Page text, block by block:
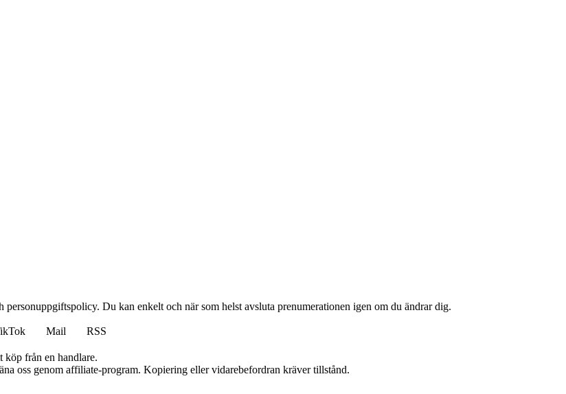
Du kan enkelt och när som helst avsluta prenumerationen igen om du ändrar dig.
Mail
RSS
från en handlare.
oss genom affiliate-program. Kopiering eller vidarebefordran kräver tillstånd.